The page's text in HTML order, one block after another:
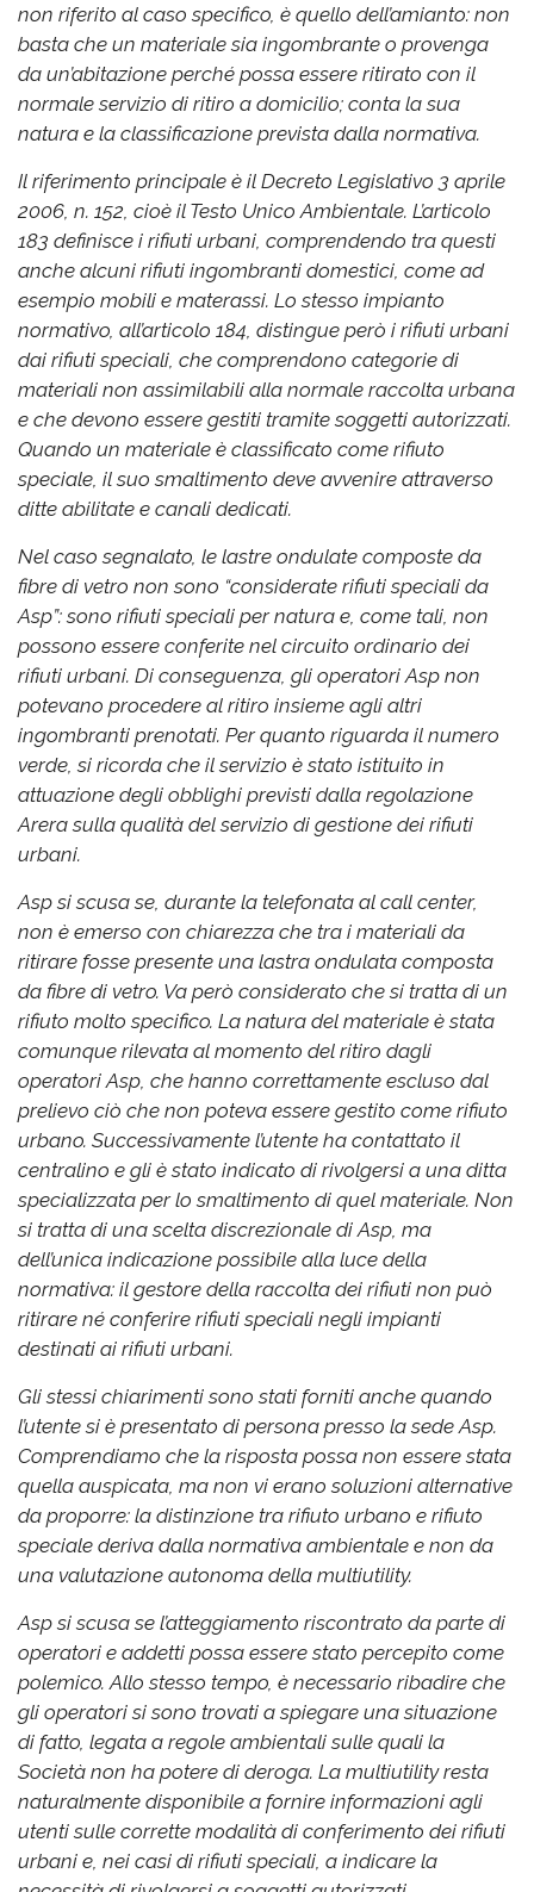
non riferito al caso specifico, è quello dell’amianto: non
basta che un materiale sia ingombrante o provenga
da un’abitazione perché possa essere ritirato con il
normale servizio di ritiro a domicilio; conta la sua
natura e la classificazione prevista dalla normativa.
Il riferimento principale è il Decreto Legislativo 3 aprile
2006, n. 152, cioè il Testo Unico Ambientale. L’articolo
183 definisce i rifiuti urbani, comprendendo tra questi
anche alcuni rifiuti ingombranti domestici, come ad
esempio mobili e materassi. Lo stesso impianto
normativo, all’articolo 184, distingue però i rifiuti urbani
dai rifiuti speciali, che comprendono categorie di
materiali non assimilabili alla normale raccolta urbana
e che devono essere gestiti tramite soggetti autorizzati.
Quando un materiale è classificato come rifiuto
speciale, il suo smaltimento deve avvenire attraverso
ditte abilitate e canali dedicati.
Nel caso segnalato, le lastre ondulate composte da
fibre di vetro non sono “considerate rifiuti speciali da
Asp”: sono rifiuti speciali per natura e, come tali, non
possono essere conferite nel circuito ordinario dei
rifiuti urbani. Di conseguenza, gli operatori Asp non
potevano procedere al ritiro insieme agli altri
ingombranti prenotati. Per quanto riguarda il numero
verde, si ricorda che il servizio è stato istituito in
attuazione degli obblighi previsti dalla regolazione
Arera sulla qualità del servizio di gestione dei rifiuti
urbani.
Asp si scusa se, durante la telefonata al call center,
non è emerso con chiarezza che tra i materiali da
ritirare fosse presente una lastra ondulata composta
da fibre di vetro. Va però considerato che si tratta di un
rifiuto molto specifico. La natura del materiale è stata
comunque rilevata al momento del ritiro dagli
operatori Asp, che hanno correttamente escluso dal
prelievo ciò che non poteva essere gestito come rifiuto
urbano. Successivamente l’utente ha contattato il
centralino e gli è stato indicato di rivolgersi a una ditta
specializzata per lo smaltimento di quel materiale. Non
si tratta di una scelta discrezionale di Asp, ma
dell’unica indicazione possibile alla luce della
normativa: il gestore della raccolta dei rifiuti non può
ritirare né conferire rifiuti speciali negli impianti
destinati ai rifiuti urbani.
Gli stessi chiarimenti sono stati forniti anche quando
l’utente si è presentato di persona presso la sede Asp.
Comprendiamo che la risposta possa non essere stata
quella auspicata, ma non vi erano soluzioni alternative
da proporre: la distinzione tra rifiuto urbano e rifiuto
speciale deriva dalla normativa ambientale e non da
una valutazione autonoma della multiutility.
Asp si scusa se l’atteggiamento riscontrato da parte di
operatori e addetti possa essere stato percepito come
polemico. Allo stesso tempo, è necessario ribadire che
gli operatori si sono trovati a spiegare una situazione
di fatto, legata a regole ambientali sulle quali la
Società non ha potere di deroga. La multiutility resta
naturalmente disponibile a fornire informazioni agli
utenti sulle corrette modalità di conferimento dei rifiuti
urbani e, nei casi di rifiuti speciali, a indicare la